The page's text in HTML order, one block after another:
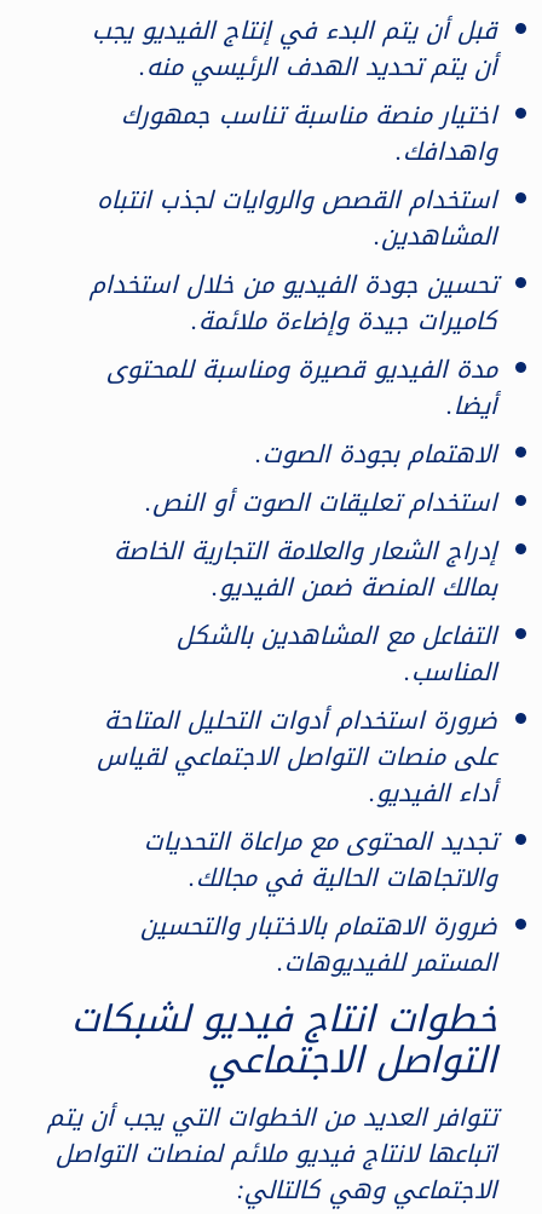
قبل أن يتم البدء في إنتاج الفيديو يجب
أن يتم تحديد الهدف الرئيسي منه.
اختيار منصة مناسبة تناسب جمهورك
واهدافك.
استخدام القصص والروايات لجذب انتباه
المشاهدين.
تحسين جودة الفيديو من خلال استخدام
كاميرات جيدة وإضاءة ملائمة.
مدة الفيديو قصيرة ومناسبة للمحتوى
أيضا.
الاهتمام بجودة الصوت.
استخدام تعليقات الصوت أو النص.
إدراج الشعار والعلامة التجارية الخاصة
بمالك المنصة ضمن الفيديو.
التفاعل مع المشاهدين بالشكل
المناسب.
ضرورة استخدام أدوات التحليل المتاحة
على منصات التواصل الاجتماعي لقياس
أداء الفيديو.
تجديد المحتوى مع مراعاة التحديات
والاتجاهات الحالية في مجالك.
ضرورة الاهتمام بالاختبار والتحسين
المستمر للفيديوهات.
خطوات انتاج فيديو لشبكات
التواصل الاجتماعي
تتوافر العديد من الخطوات التي يجب أن يتم
اتباعها لانتاج فيديو ملائم لمنصات التواصل
الاجتماعي وهي كالتالي: